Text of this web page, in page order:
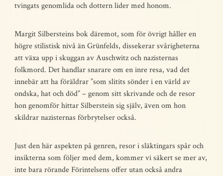
tvingats genomlida och dottern lider med honom.
Margit Silbersteins bok däremot, som för övrigt håller en
högre stilistisk nivå än Grünfelds, dissekerar svårigheterna
att växa upp i skuggan av Auschwitz och nazisternas
folkmord. Det handlar snarare om en inre resa, vad det
innebär att ha föräldrar ”som slitits sönder i en värld av
ondska, hat och död” – genom sitt skrivande och de resor
hon genomför hittar Silberstein sig själv, även om hon
skildrar nazisternas förbrytelser också.
Just den här aspekten på genren, resor i släktingars spår och
insikterna som följer med dem, kommer vi säkert se mer av,
inte bara rörande Förintelsens offer utan också andra